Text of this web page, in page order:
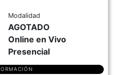
Modalidad
AGOTADO
Online en Vivo
Presencial